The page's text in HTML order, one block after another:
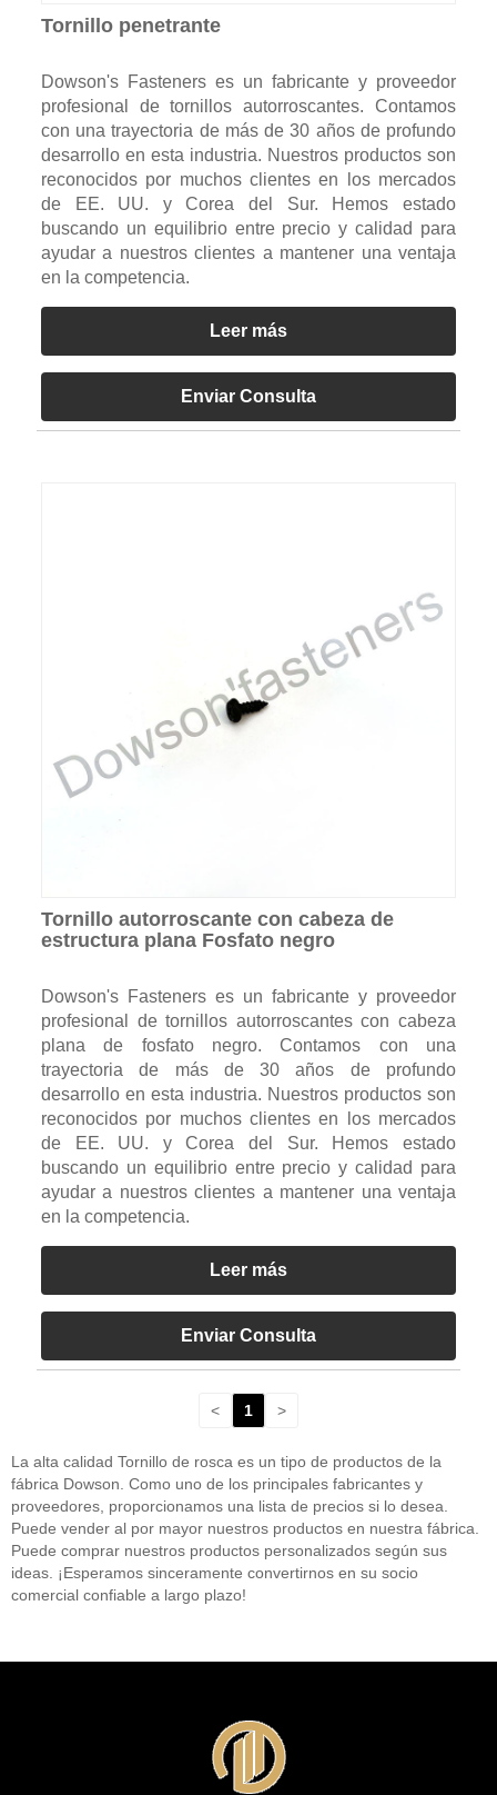
Tornillo penetrante
Dowson's Fasteners es un fabricante y proveedor
profesional de tornillos autorroscantes. Contamos
con una trayectoria de más de 30 años de profundo
desarrollo en esta industria. Nuestros productos son
reconocidos por muchos clientes en los mercados
de EE. UU. y Corea del Sur. Hemos estado
buscando un equilibrio entre precio y calidad para
ayudar a nuestros clientes a mantener una ventaja
en la competencia.
Leer más
Enviar Consulta
Tornillo autorroscante con cabeza de
estructura plana Fosfato negro
Dowson's Fasteners es un fabricante y proveedor
profesional de tornillos autorroscantes con cabeza
plana de fosfato negro. Contamos con una
trayectoria de más de 30 años de profundo
desarrollo en esta industria. Nuestros productos son
reconocidos por muchos clientes en los mercados
de EE. UU. y Corea del Sur. Hemos estado
buscando un equilibrio entre precio y calidad para
ayudar a nuestros clientes a mantener una ventaja
en la competencia.
Leer más
Enviar Consulta
< 1 >
La alta calidad Tornillo de rosca es un tipo de productos de la
fábrica Dowson. Como uno de los principales fabricantes y
proveedores, proporcionamos una lista de precios si lo desea.
Puede vender al por mayor nuestros productos en nuestra fábrica.
Puede comprar nuestros productos personalizados según sus
ideas. ¡Esperamos sinceramente convertirnos en su socio
comercial confiable a largo plazo!